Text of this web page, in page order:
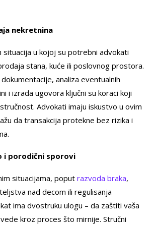
nekretnina
situacija u kojoj su potrebni advokati
stana, kuće ili poslovnog prostora.
analiza eventualnih
i izrada ugovora ključni su koraci koji
Advokati imaju iskustvo u ovim
da transakcija protekne bez rizika i
i porodični sporovi
situacijama, poput razvoda braka,
nad decom ili regulisanja
ima dvostruku ulogu – da zaštiti vaša
kroz proces što mirnije. Stručni